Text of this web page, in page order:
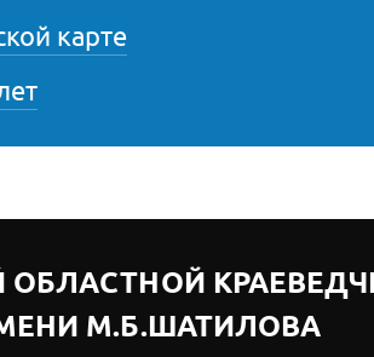
карте
М.Б.ШАТИЛОВА